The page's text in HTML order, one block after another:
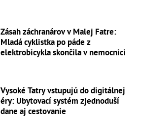
Zásah záchranárov v Malej Fatre:
Mladá cyklistka po páde z
elektrobicykla skončila v nemocnici
Vysoké Tatry vstupujú do digitálnej
éry: Ubytovací systém zjednoduší
dane aj cestovanie